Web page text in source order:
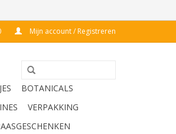
Mijn account / Registreren
BOTANICALS
VERPAKKING